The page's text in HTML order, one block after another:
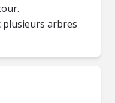
plusieurs arbres